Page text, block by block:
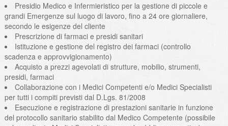
Presidio Medico e Infermieristico per la gestione di piccole e
grandi Emergenze sul luogo di lavoro, fino a 24 ore giornaliere,
secondo le esigenze del cliente
Prescrizione di farmaci e presidi sanitari
Istituzione e gestione del registro dei farmaci (controllo
scadenza e approvvigionamento)
Acquisto a prezzi agevolati di strutture, mobilio, strumenti,
presidi, farmaci
Collaborazione con i Medici Competenti e/o Medici Specialisti
per tutti i compiti previsti dal D.Lgs. 81/2008
Esecuzione e registrazione di prestazioni sanitarie in funzione
del protocollo sanitario stabilito dal Medico Competente (possibile